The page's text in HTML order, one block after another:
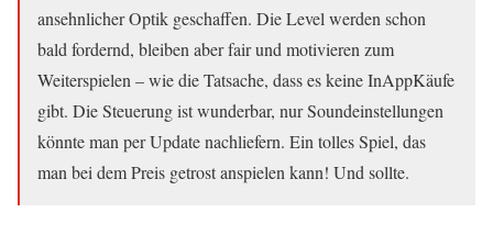
ansehnlicher Optik geschaffen. Die Level werden schon
bald fordernd, bleiben aber fair und motivieren zum
Weiterspielen – wie die Tatsache, dass es keine InAppKäufe
gibt. Die Steuerung ist wunderbar, nur Soundeinstellungen
könnte man per Update nachliefern. Ein tolles Spiel, das
man bei dem Preis getrost anspielen kann! Und sollte.